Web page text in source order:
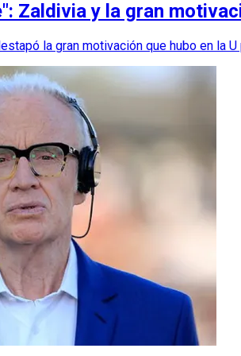
Zaldivia y la gran
la gran motivación que hubo en la U